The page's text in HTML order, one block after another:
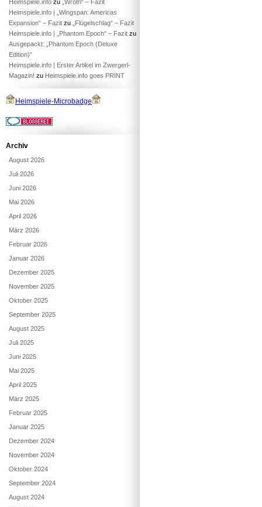
Heimspiele.info zu „Wroth“ – Fazit
Heimspiele.info | „Wingspan: Americas
Expansion“ – Fazit zu
„Flügelschlag“ – Fazit
Heimspiele.info | „Phantom Epoch“ – Fazit zu
Ausgepackt: „Phantom Epoch (Deluxe
Edition)“
Heimspiele.info | Erster Artikel im Zwergerl-
Magazin! zu Heimspiele.info goes PRINT
Heimspiele-Microbadge
Archiv
August 2026
Juli 2026
Juni 2026
Mai 2026
April 2026
März 2026
Februar 2026
Januar 2026
Dezember 2025
November 2025
Oktober 2025
September 2025
August 2025
Juli 2025
Juni 2025
Mai 2025
April 2025
März 2025
Februar 2025
Januar 2025
Dezember 2024
November 2024
Oktober 2024
September 2024
August 2024